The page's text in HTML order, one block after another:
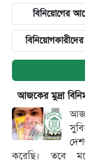
বিনিয়োগের
আজকের মুদ্রা
আজ
করেছি। তবে